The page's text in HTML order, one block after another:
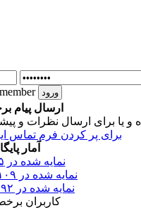
ارسال پیام
یا برای ارسال نظرات و
برای پر کردن فرم تماس
آمار
نمایه شده در ISI
نمایه شده در PubMed
نمایه شده در Scopus
کاربران